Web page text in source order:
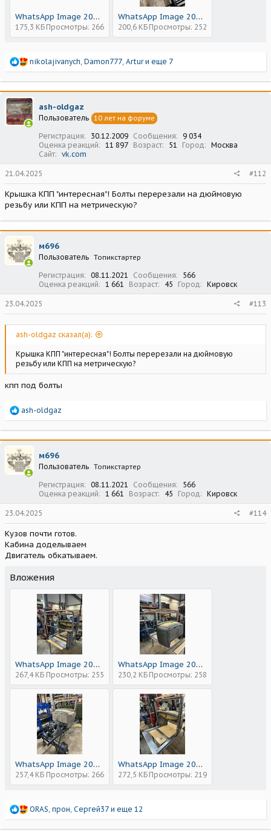
WhatsApp Image 2025-04-21 at 16.00.01 (1).jpeg
175,3 КБ Просмотры: 266
WhatsApp Image 2025-04-21 at 16.00.01.jpeg
200,6 КБ Просмотры: 252
Р
а
к
ц
и
и
:
nikolajivanych Damon777 Arturи еще 7
ash-oldgaz
Пользователь 10 лет на форуме
Регистрация 30.12.2009 Сообщения
9 034
Оценка реакций
11 897 Возраст 51 Город
Москва
Сайт
vk.com
21.04.2025 #112
Крышка КПП "интересная"! Болты перерезали на дюймовую
резьбу или КПП на метрическую?
м696
Пользователь Топикстартер
Регистрация 08.11.2021 Сообщения
566
Оценка реакций
1 661 Возраст 45 Город Кировск
23.04.2025 #113
ash-oldgaz сказал(а):
Крышка КПП "интересная"! Болты перерезали на дюймовую
резьбу или КПП на метрическую?
кпп под болты
Р
а
к
ц
и
и
ash-oldgaz
м696
Пользователь Топикстартер
Регистрация 08.11.2021 Сообщения
566
Оценка реакций
1 661 Возраст 45 Город Кировск
23.04.2025 #114
Кузов почти готов.
Кабина доделываем
Двигатель обкатываем.
Вложения
WhatsApp Image 2025-04-23 at 21.16.10 (1).jpeg
267,4 КБ Просмотры: 255
WhatsApp Image 2025-04-23 at 21.16.10.jpeg
230,2 КБ Просмотры: 258
WhatsApp Image 2025-04-23 at 21.16.09.jpeg
257,4 КБ Просмотры: 266
WhatsApp Image 2025-04-23 at 21.16.08.jpeg
272,5 КБ Просмотры: 219
Р
а
ORAS, прон, Сергей37 и еще 12